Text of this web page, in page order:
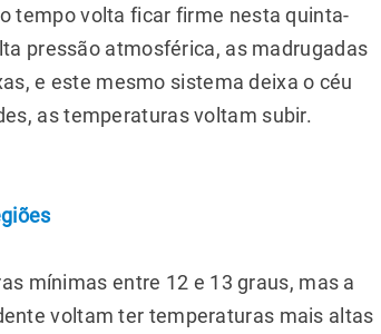
tempo volta ficar firme nesta quinta-
pressão atmosférica, as madrugadas
e este mesmo sistema deixa o céu
as temperaturas voltam subir.
mínimas entre 12 e 13 graus, mas a
voltam ter temperaturas mais altas